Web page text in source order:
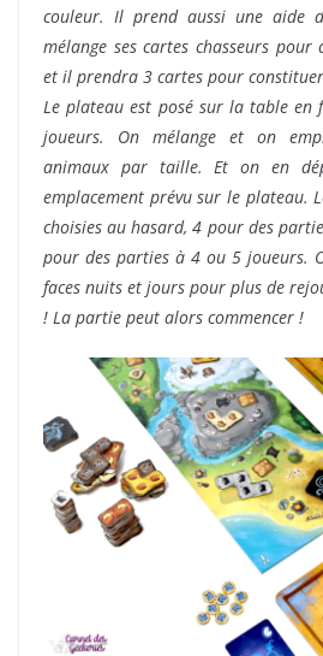
couleur. Il prend aussi une aide
mélange ses cartes chasseurs
et il prendra 3 cartes pour
Le plateau est posé sur la table en
joueurs. On mélange et on
animaux par taille. Et on en
emplacement prévu sur le plateau.
choisies au hasard, 4 pour des
pour des parties à 4 ou 5 joueurs.
faces nuits et jours pour plus de
! La partie peut alors commencer !